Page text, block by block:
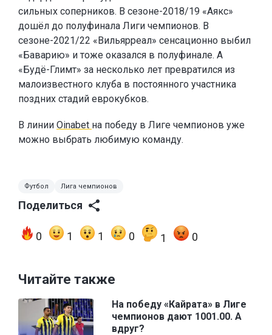
сильных соперников. В сезоне-2018/19 «Аякс»
дошёл до полуфинала Лиги чемпионов. В
сезоне-2021/22 «Вильярреал» сенсационно выбил
«Баварию» и тоже оказался в полуфинале. А
«Будё-Глимт» за несколько лет превратился из
малоизвестного клуба в постоянного участника
поздних стадий еврокубков.
В линии Oinabet на победу в Лиге чемпионов уже
можно выбрать любимую команду.
Футбол Лига чемпионов
Поделиться
0 1 1 0 1 0
Читайте также
На победу «Кайрата» в Лиге
чемпионов дают 1001.00. А
вдруг?